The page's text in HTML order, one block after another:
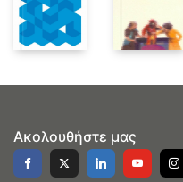
Ακολουθήστε μας